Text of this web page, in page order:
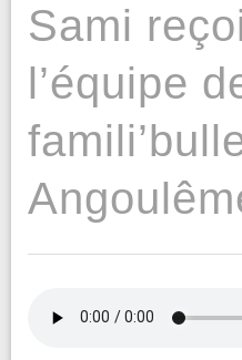
Sami
l’équipe